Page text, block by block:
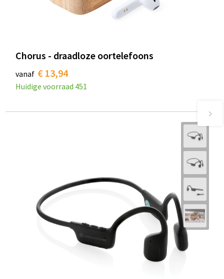
Chorus - draadloze oortelefoons
vanaf € 13,94
Huidige voorraad 451